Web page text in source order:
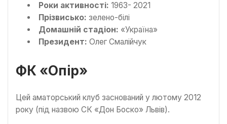
Роки активності: 1963- 2021
Прізвисько: зелено-білі
Домашній стадіон: «Україна»
Президент: Олег Смалійчук
ФК «Опір»
Цей аматорський клуб заснований у лютому 2012
року (під назвою СК «Дон Боско» Львів).